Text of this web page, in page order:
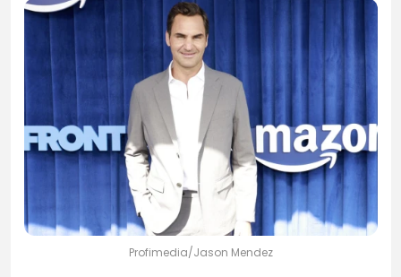
Profimedia/Jason Mendez